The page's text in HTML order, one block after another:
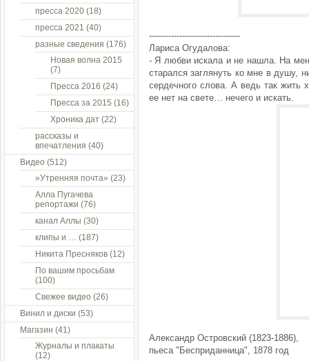
---------------------------------
Лариса Огудалова:
- Я любви искала и не нашла. На
старался заглянуть ко мне в душу,
сердечного слова. А ведь так
ее нет на свете… нечего и искать.
Александр Островский (1823-1886),
пьеса "Бесприданница", 1878 год
пресса 2020 (18)
пресса 2021 (40)
разные сведения (176)
Новая волна 2015
(7)
Пресса 2016 (24)
Пресса за 2015 (16)
Хроника дат (22)
рассказы и
впечатления (40)
Видео (512)
»Утренняя почта» (23)
Алла Пугачева
репортажи (76)
канал Аллы (30)
клипы и … (187)
Никита Пресняков (12)
По вашим просьбам
(100)
Свежее видео (26)
Винил и диски (53)
Магазин (41)
Журналы и плакаты
(12)